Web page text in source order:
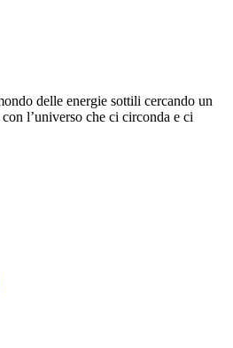
delle energie sottili cercando un
l’universo che ci circonda e ci